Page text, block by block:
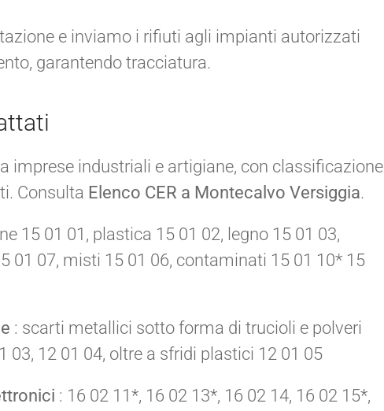
e inviamo i rifiuti agli impianti autorizzati
garantendo tracciatura.
imprese industriali e artigiane, con classificazione
Consulta Elenco CER a Montecalvo Versiggia.
15 01 01, plastica 15 01 02, legno 15 01 03,
01 07, misti 15 01 06, contaminati 15 01 10* 15
: scarti metallici sotto forma di trucioli e polveri
03, 12 01 04, oltre a sfridi plastici 12 01 05
: 16 02 11*, 16 02 13*, 16 02 14, 16 02 15*,